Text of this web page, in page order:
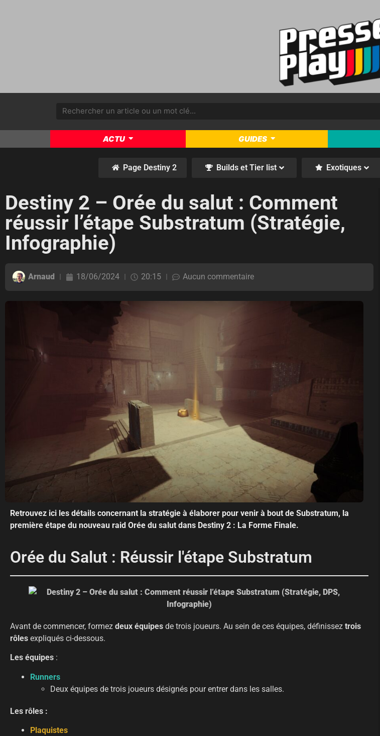
ACTU GUIDES
Page Destiny 2 Builds et Tier list Exotiques
Destiny 2 – Orée du salut : Comment
réussir l’étape Substratum (Stratégie,
Infographie)
Arnaud 18/06/2024 20:15 Aucun commentaire
Retrouvez ici les détails concernant la stratégie à élaborer pour venir à bout de Substratum, la
première étape du nouveau raid Orée du salut dans Destiny 2 : La Forme Finale.
Orée du Salut : Réussir l'étape Substratum
Avant de commencer, formez deux équipes de trois joueurs. Au sein de ces équipes, définissez trois
rôles expliqués ci-dessous.
Les équipes :
Runners
Deux équipes de trois joueurs désignés pour entrer dans les salles.
Les rôles :
Plaquistes